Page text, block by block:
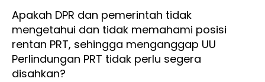
Apakah DPR dan pemerintah tidak
mengetahui dan tidak memahami posisi
rentan PRT, sehingga menganggap UU
Perlindungan PRT tidak perlu segera
disahkan?